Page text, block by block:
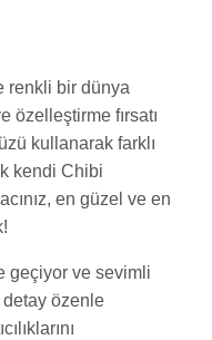
renkli bir dünya
özelleştirme fırsatı
kullanarak farklı
kendi Chibi
en güzel ve en
geçiyor ve sevimli
detay özenle